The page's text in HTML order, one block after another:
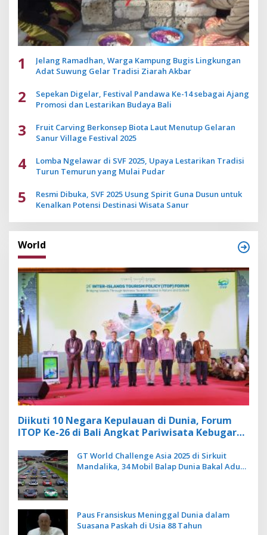
1
Jelang Ramadhan, Warga Kampung Bugis Lingkungan
Adat Suwung Gelar Tradisi Ziarah Akbar
2
Sepekan Digelar, Festival Pandawa Ke-14 sebagai Ajang
Promosi dan Lestarikan Budaya Bali
3
Fruit Carving Berkonsep Biota Laut Menutup Gelaran
Sanur Village Festival 2025
4
Lomba Ngelawar di SVF 2025, Upaya Lestarikan Tradisi
Turun Temurun yang Mulai Pudar
5
Resmi Dibuka, SVF 2025 Usung Spirit Guna Dusun untuk
Kenalkan Potensi Destinasi Wisata Sanur
World
Diikuti 10 Negara Kepulauan di Dunia, Forum
ITOP Ke-26 di Bali Angkat Pariwisata Kebugaran
GT World Challenge Asia 2025 di Sirkuit
Mandalika, 34 Mobil Balap Dunia Bakal Adu
Paus Fransiskus Meninggal Dunia dalam
Suasana Paskah di Usia 88 Tahun